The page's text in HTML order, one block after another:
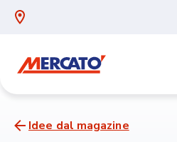
Idee dal magazine